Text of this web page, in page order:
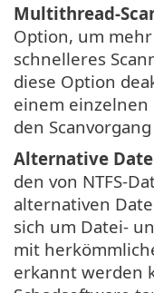
Multithread-
Option, um
schnelleres
diese Option
einem einzelnen
den
Alternative
den von NTFS-
alternativen
sich um Datei-
mit
erkannt werden